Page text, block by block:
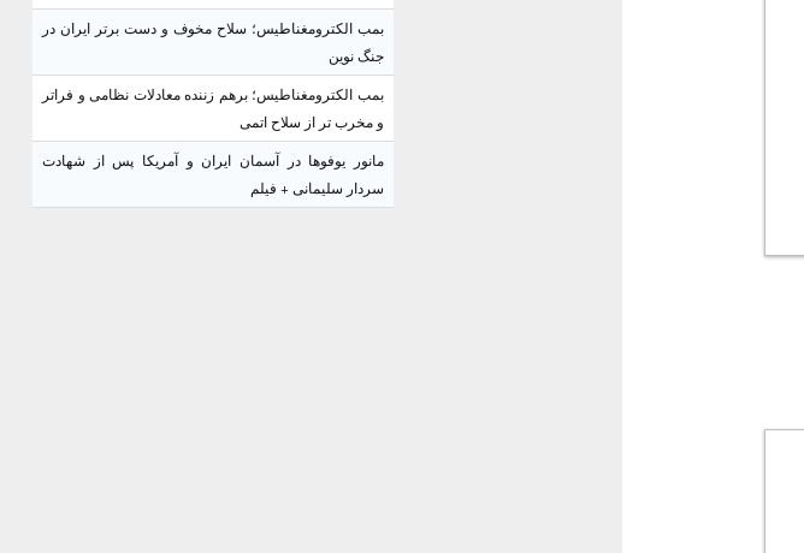
بمب الکترومغناطیس؛ سلاح مخوف و دست برتر ایران در
جنگ نوین
بمب الکترومغناطیس؛ برهم زننده معادلات نظامی و فراتر
و مخرب تر از سلاح اتمی
مانور یوفوها در آسمان ایران و آمریکا پس از شهادت
سردار سلیمانی + فیلم